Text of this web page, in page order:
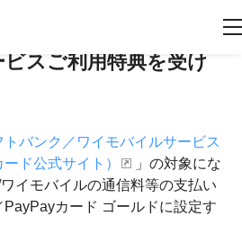
スご利用特典を受け
トバンク／ワイモバイルサービス
ド公式サイト）
」の対象にな
イモバイルの通信料等の支払い
カード ゴールドに設定す